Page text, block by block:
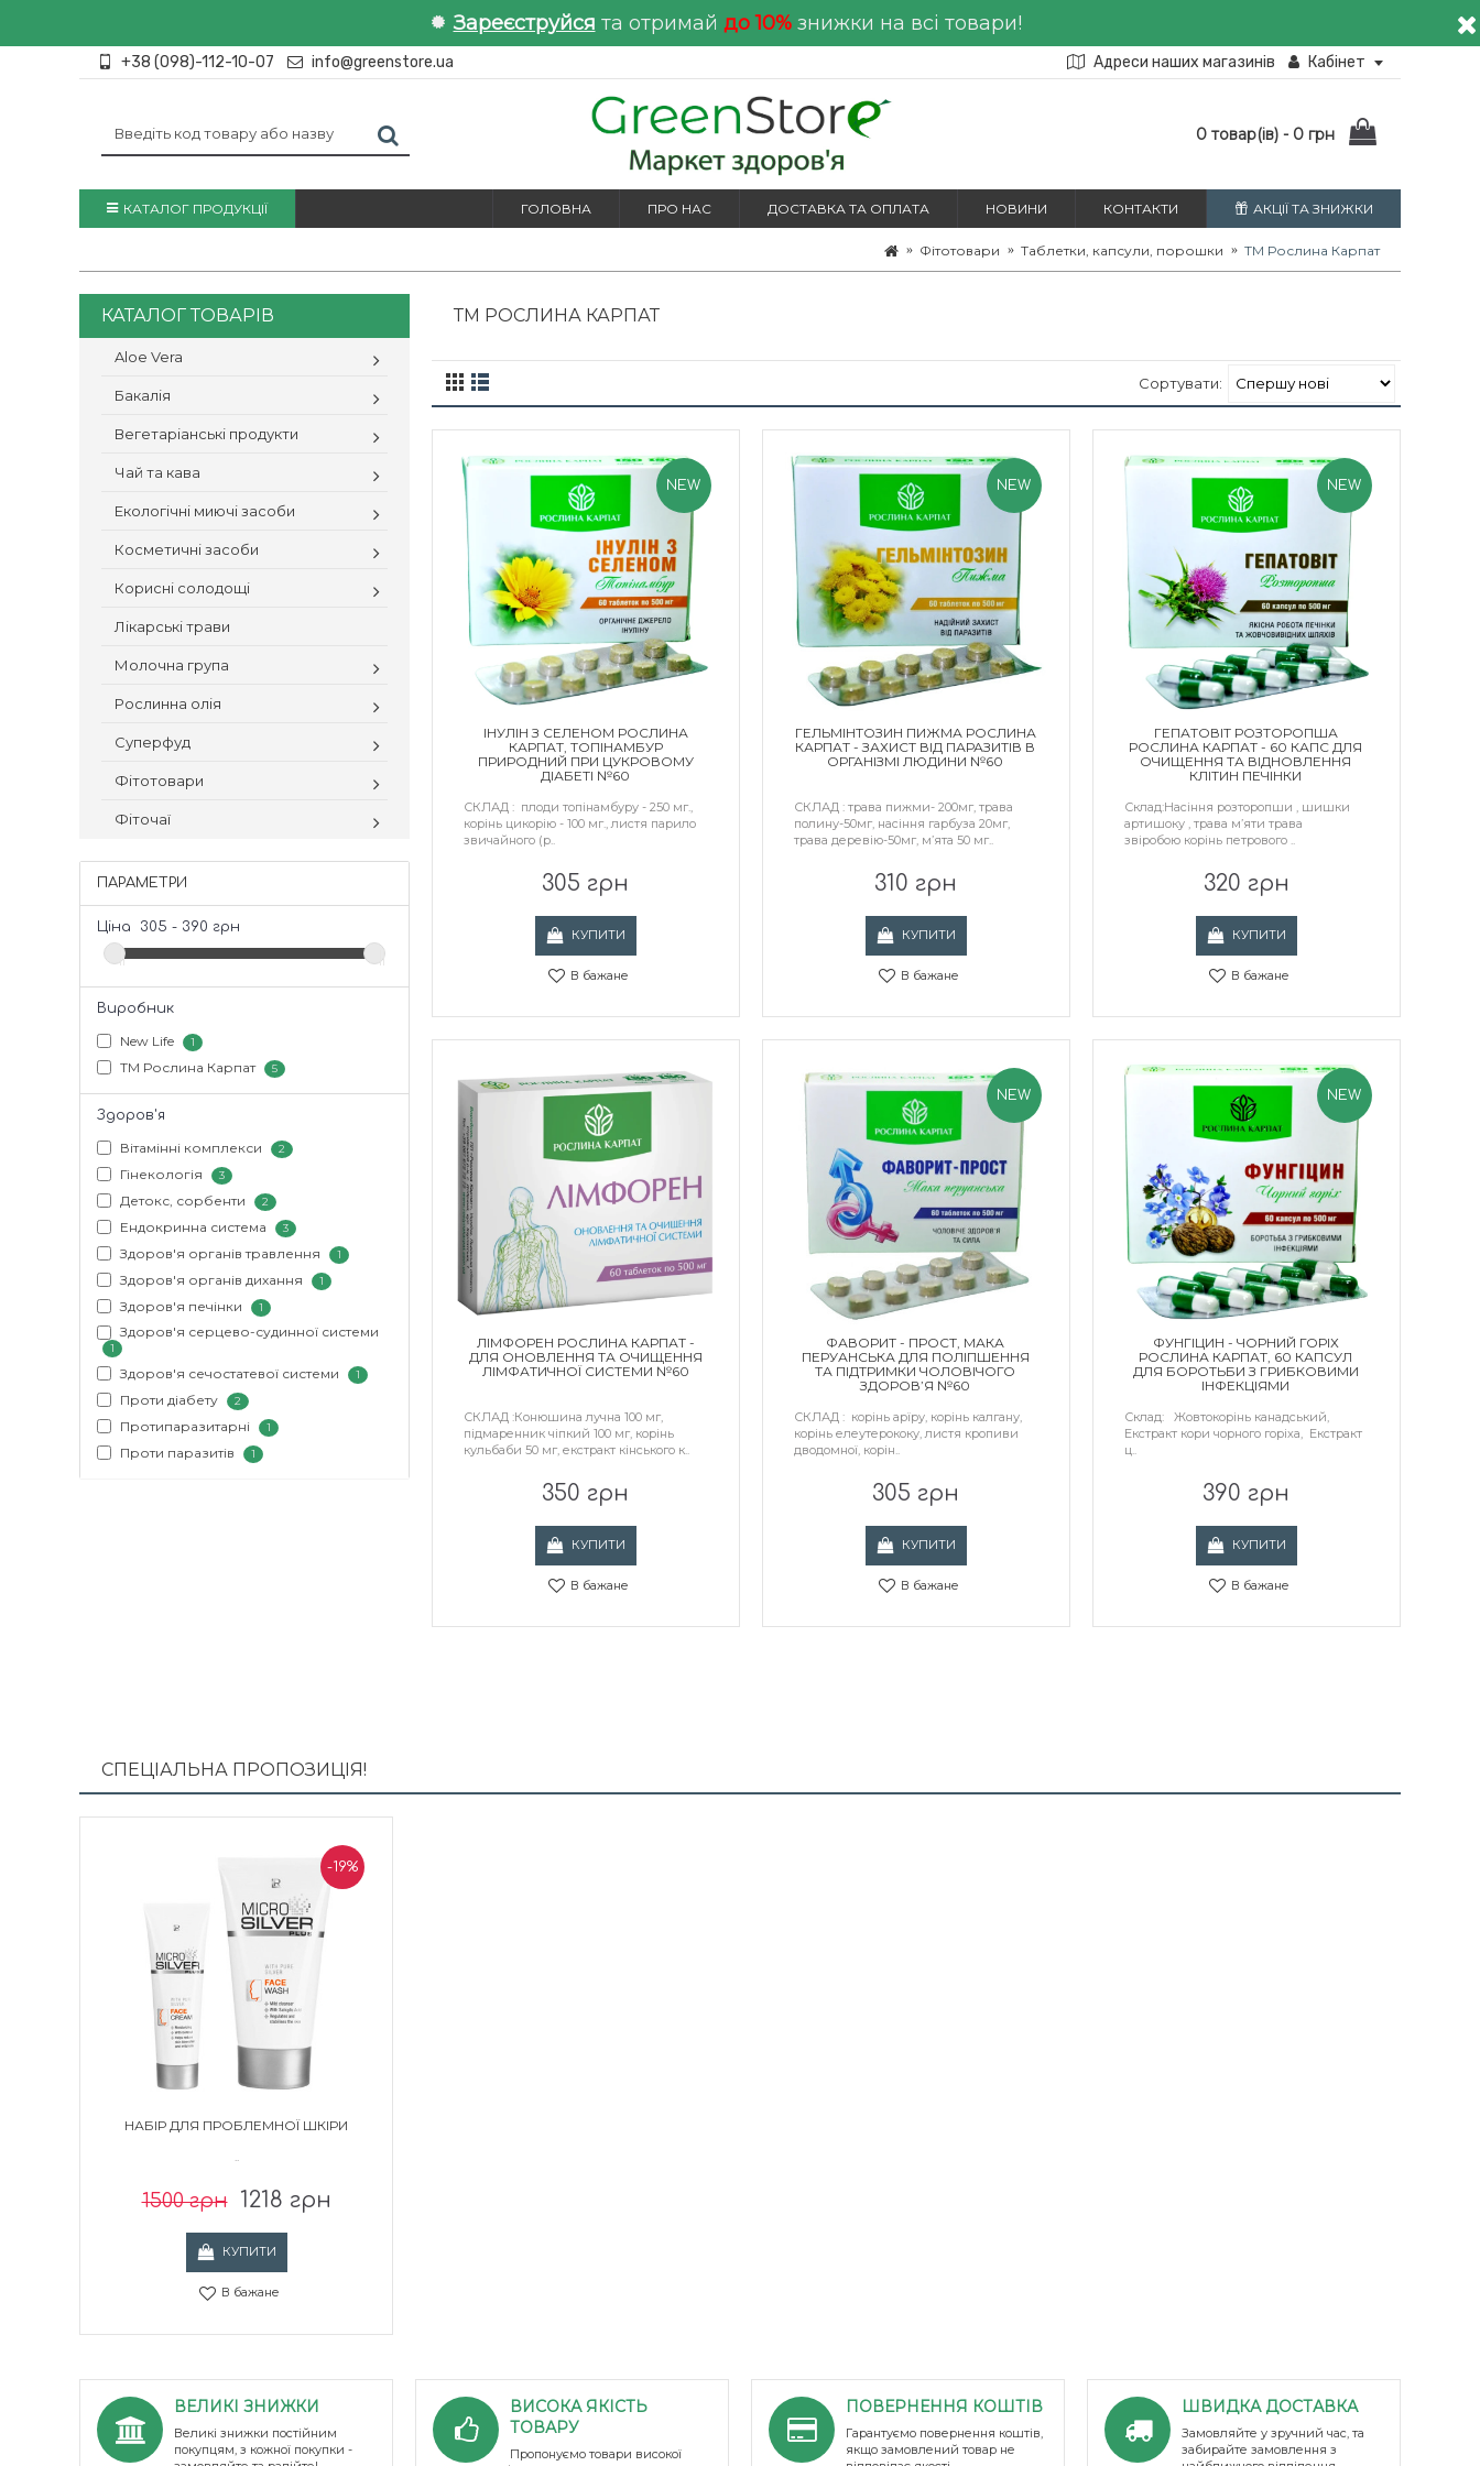
Зареєструйся та отримай до 10%знижки на всі товари!
+38 (098)-112-10-07 info@greenstore.ua Адреси наших магазинів Кабінет
0 товар(ів) - 0 грн
КАТАЛОГ ПРОДУКЦІЇ АКЦІЇ ТА ЗНИЖКИ
КОНТАКТИ
НОВИНИ
ДОСТАВКА ТА ОПЛАТА
ПРО НАС
ГОЛОВНА
Фітотовари Таблетки, капсули, порошки ТМ Рослина Карпат
КАТАЛОГ ТОВАРІВ
Aloe Vera
Бакалія
Вегетаріанські продукти
Чай та кава
Екологічні миючі засоби
Косметичні засоби
Корисні солодощі
Лікарські трави
Молочна група
Рослинна олія
Суперфуд
Фітотовари
Фіточаї
ПАРАМЕТРИ
Ціна 305 - 390 грн
Виробник
New Life 1
ТМ Рослина Карпат 5
Здоров'я
Вітамінні комплекси 2
Гінекологія 3
Детокс, сорбенти 2
Ендокринна система 3
Здоров'я органів травлення 1
Здоров'я органів дихання 1
Здоров'я печінки 1
Здоров'я серцево-судинної системи
1
Здоров'я сечостатевої системи 1
Проти діабету 2
Протипаразитарні 1
Проти паразитів 1
ТМ РОСЛИНА КАРПАТ
Сортувати:
NEW
ІНУЛІН З СЕЛЕНОМ РОСЛИНА
КАРПАТ, ТОПІНАМБУР
ПРИРОДНИЙ ПРИ ЦУКРОВОМУ
ДІАБЕТІ №60
СКЛАД : плоди топінамбуру - 250 мг.,
корінь цикорію - 100 мг., листя парило
звичайного (р..
305 грн
КУПИТИ
В бажане
NEW
ГЕЛЬМІНТОЗИН ПИЖМА РОСЛИНА
КАРПАТ - ЗАХИСТ ВІД ПАРАЗИТІВ В
ОРГАНІЗМІ ЛЮДИНИ №60
СКЛАД : трава пижми- 200мг, трава
полину-50мг, насіння гарбуза 20мг,
трава деревію-50мг, м’ята 50 мг..
310 грн
КУПИТИ
В бажане
NEW
ГЕПАТОВІТ РОЗТОРОПША
РОСЛИНА КАРПАТ - 60 КАПС ДЛЯ
ОЧИЩЕННЯ ТА ВІДНОВЛЕННЯ
КЛІТИН ПЕЧІНКИ
Склад:Насіння розторопши , шишки
артишоку , трава м’яти трава
звіробою корінь петрового ..
320 грн
КУПИТИ
В бажане
ЛІМФОРЕН РОСЛИНА КАРПАТ -
ДЛЯ ОНОВЛЕННЯ ТА ОЧИЩЕННЯ
ЛІМФАТИЧНОЇ СИСТЕМИ №60
СКЛАД :Конюшина лучна 100 мг,
підмаренник чіпкий 100 мг, корінь
кульбаби 50 мг, екстракт кінського к..
350 грн
КУПИТИ
В бажане
NEW
ФАВОРИТ - ПРОСТ, МАКА
ПЕРУАНСЬКА ДЛЯ ПОЛІПШЕННЯ
ТА ПІДТРИМКИ ЧОЛОВІЧОГО
ЗДОРОВ’Я №60
СКЛАД : корінь арїру, корінь калгану,
корінь елеутерококу, листя кропиви
дводомної, корін..
305 грн
КУПИТИ
В бажане
NEW
ФУНГІЦИН - ЧОРНИЙ ГОРІХ
РОСЛИНА КАРПАТ, 60 КАПСУЛ
ДЛЯ БОРОТЬБИ З ГРИБКОВИМИ
ІНФЕКЦІЯМИ
Склад: Жовтокорінь канадський,
Екстракт кори чорного горіха, Екстракт
ц..
390 грн
КУПИТИ
В бажане
СПЕЦІАЛЬНА ПРОПОЗИЦІЯ!
-19%
НАБІР ДЛЯ ПРОБЛЕМНОЇ ШКІРИ
..
1500 грн 1218 грн
КУПИТИ
В бажане
ВЕЛИКІ ЗНИЖКИ
Великі знижки постійним
покупцям, з кожної покупки -
ВИСОКА ЯКІСТЬ
ТОВАРУ
Пропонуємо товари високої
ПОВЕРНЕННЯ КОШТІВ
Гарантуємо повернення коштів,
якщо замовлений товар не
ШВИДКА ДОСТАВКА
Замовляйте у зручний час, та
забирайте замовлення з